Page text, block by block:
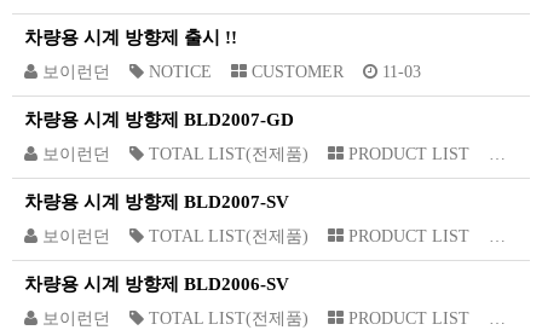
차량용 시계 방향제 출시 !!
보이런던 NOTICE CUSTOMER 11-03
차량용 시계 방향제 BLD2007-GD
보이런던 TOTAL LIST(전제품) PRODUCT LIST 11-
차량용 시계 방향제 BLD2007-SV
보이런던 TOTAL LIST(전제품) PRODUCT LIST 11-
차량용 시계 방향제 BLD2006-SV
보이런던 TOTAL LIST(전제품) PRODUCT LIST 11-